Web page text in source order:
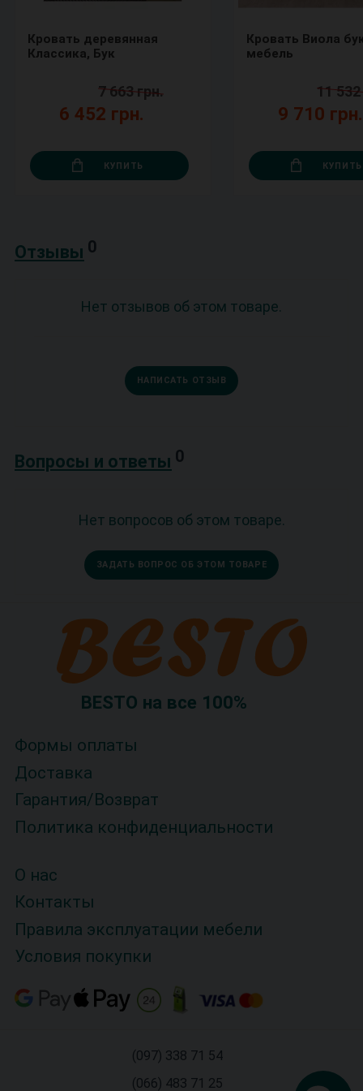
Кровать деревянная
Классика, Бук
6 452 грн.
7 663 грн.
КУПИТЬ
Кровать Виола
мебель
9 710
11 532
КУПИТЬ
Отзывы 0
Нет отзывов об этом товаре.
НАПИСАТЬ ОТЗЫВ
Вопросы и ответы 0
Нет вопросов об этом товаре.
ЗАДАТЬ ВОПРОС ОБ ЭТОМ ТОВАРЕ
BESTO на все 100%
Формы оплаты
Доставка
Гарантия/Возврат
Политика конфиденциальности
О нас
Контакты
Правила эксплуатации мебели
Условия покупки
(097) 338 71 54
(066) 483 71 25